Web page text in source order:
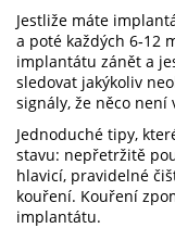
Jestliže máte
a poté každých 6‑12
implantátu zánět a
sledovat jakýkoliv
signály, že něco není
Jednoduché tipy,
stavu: nepřetržitě
hlavicí, pravidelné
kouření. Kouření
implantátu.